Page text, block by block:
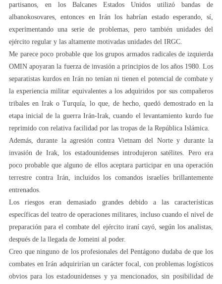
partisanos, en los Balcanes Estados Unidos utilizó bandas de
albanokosovares, entonces en Irán los habrían estado esperando, sí,
experimentando una serie de problemas, pero también unidades del
ejército regular y las altamente motivadas unidades del IRGC.
Me parece poco probable que los grupos armados radicales de izquierda
OMIN apoyaran la fuerza de invasión a principios de los años 1980. Los
separatistas kurdos en Irán no tenían ni tienen el potencial de combate y
la experiencia militar equivalentes a los adquiridos por sus compañeros
tribales en Irak o Turquía, lo que, de hecho, quedó demostrado en la
etapa inicial de la guerra Irán-Irak, cuando el levantamiento kurdo fue
reprimido con relativa facilidad por las tropas de la República Islámica.
Además, durante la agresión contra Vietnam del Norte y durante la
invasión de Irak, los estadounidenses introdujeron satélites. Pero era
poco probable que alguno de ellos aceptara participar en una operación
terrestre contra Irán, incluidos los comandos israelíes brillantemente
entrenados.
Los riesgos eran demasiado grandes debido a las características
específicas del teatro de operaciones militares, incluso cuando el nivel de
preparación para el combate del ejército iraní cayó, según los analistas,
después de la llegada de Jomeini al poder.
Creo que ninguno de los profesionales del Pentágono dudaba de que los
combates en Irán adquirirían un carácter focal, con problemas logísticos
obvios para los estadounidenses y ya mencionados, sin posibilidad de